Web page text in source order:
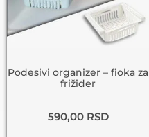
Podesivi organizer – fioka za
frižider
590,00 RSD